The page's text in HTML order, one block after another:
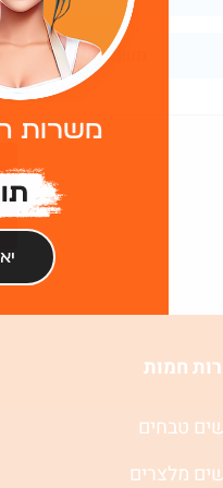
משמרות
חמות
טבחים
מלצרים
משרות
תוך